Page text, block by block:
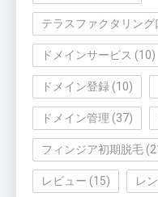
テラスファクタリング
ドメインサービス (10)
ドメイン登録 (10)
ドメイン管理 (37)
フィンジア初期脱毛
レビュー (15) レ